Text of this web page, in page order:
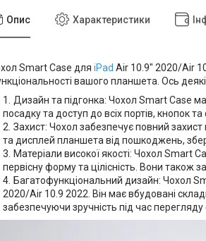
Опис Характеристики
Smart Case для iPad Air 10.9" 2020/Air
вашого планшета. Ось деякі
Дизайн та підгонка: Чохол Smart Case
посадку та доступ до всіх портів, кнопок
Захист: Чохол забезпечує повний захист
та дисплей планшета від пошкоджень,
Матеріали високої якості: Чохол Smart
первісну форму та цілісність. Вони
Багатофункціональний дизайн: Чохол
2020/Air 10.9 2022. Він має вбудовані
забезпечуючи зручність під час